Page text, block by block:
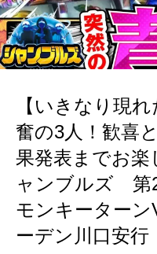
【いきなり現
奮の3人！歓喜
果発表までお楽
ャンブルズ 第
モンキーターン
ーデン川口安行